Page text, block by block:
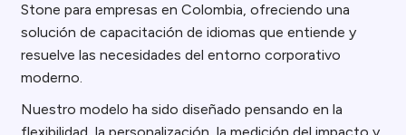
Stone para empresas en Colombia, ofreciendo una
solución de capacitación de idiomas que entiende y
resuelve las necesidades del entorno corporativo
moderno.
Nuestro modelo ha sido diseñado pensando en la